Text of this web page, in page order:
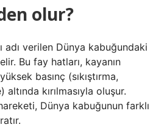
olur?
adı verilen Dünya kabuğundaki
Bu fay hatları, kayanın
basınç (sıkıştırma,
kırılmasıyla oluşur.
Dünya kabuğunun farklı